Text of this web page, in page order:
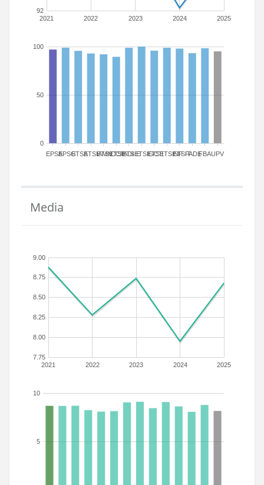
2021 2022 2023 2024 2025
92
EPSAEPSGETSAETSIAMN
ETSICCP
ETSIADI
ETSIEETSIGCT
ETSIIETSINFETSITFADEFBAUPV
0
50
100
Media
2021 2022 2023 2024 2025
7.75
8.00
8.25
8.50
8.75
9.00
5
10